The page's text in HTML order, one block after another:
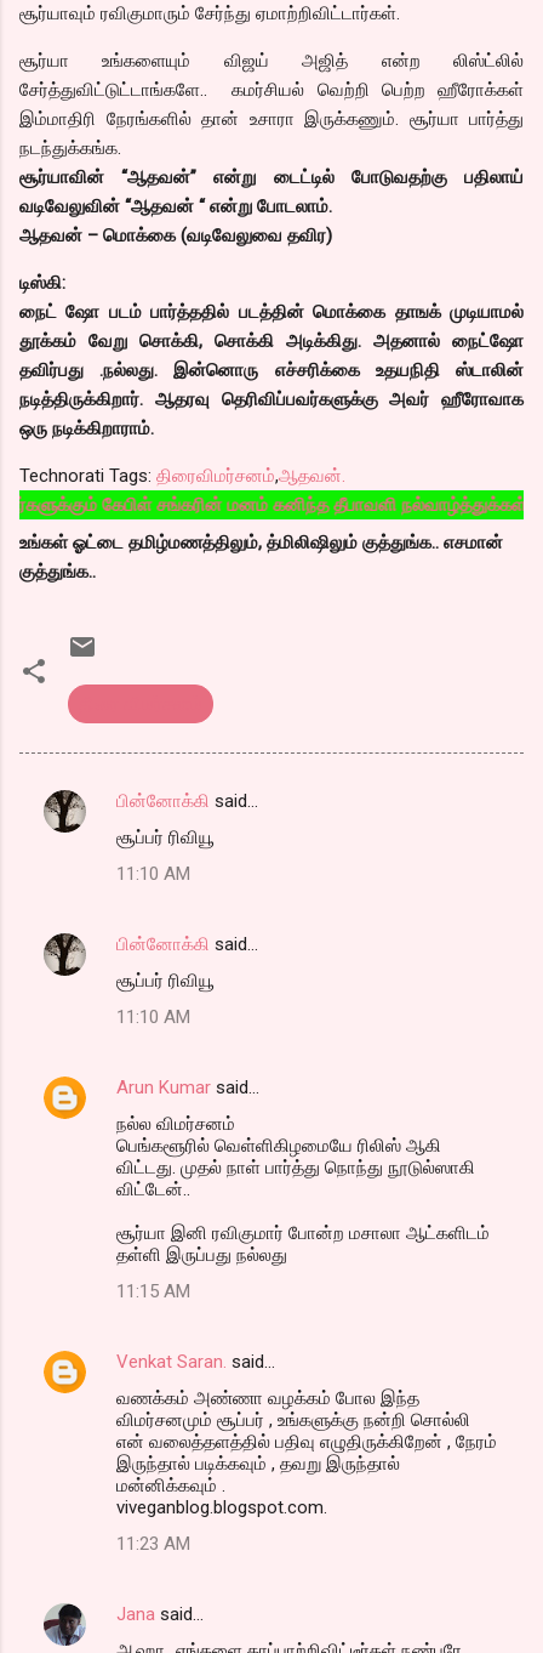
சூர்யாவும் ரவிகுமாரும் சேர்ந்து ஏமாற்றிவிட்டார்கள்.
சூர்யா உங்களையும் விஜய் அஜித் என்ற லிஸ்ட்லில்
சேர்த்துவிட்டுட்டாங்களே.. கமர்சியல் வெற்றி பெற்ற ஹீரோக்கள்
இம்மாதிரி நேரங்களில் தான் உசாரா இருக்கணும். சூர்யா பார்த்து
நடந்துக்கங்க.
சூர்யாவின் “ஆதவன்” என்று டைட்டில் போடுவதற்கு பதிலாய்
வடிவேலுவின் “ஆதவன் “ என்று போடலாம்.
ஆதவன் – மொக்கை (வடிவேலுவை தவிர)
டிஸ்கி:
நைட் ஷோ படம் பார்த்ததில் படத்தின் மொக்கை தாஙக் முடியாமல்
தூக்கம் வேறு சொக்கி, சொக்கி அடிக்கிது. அதனால் நைட்ஷோ
தவிர்பது .நல்லது. இன்னொரு எச்சரிக்கை உதயநிதி ஸ்டாலின்
நடித்திருக்கிறார். ஆதரவு தெரிவிப்பவர்களுக்கு அவர் ஹீரோவாக
ஒரு நடிக்கிறாராம்.
Technorati Tags: திரைவிமர்சனம்,ஆதவன்.
சங்கரின் மனம் கனிந்த தீபாவளி நல்வாழ்த்துக்கள்
உங்கள் ஓட்டை தமிழ்மணத்திலும், த்மிலிஷிலும் குத்துங்க.. எசமான்
குத்துங்க..
C
e
பின்னோக்கி said…
சூப்பர் ரிவியூ
11:10 AM
பின்னோக்கி said…
சூப்பர் ரிவியூ
11:10 AM
Arun Kumar said…
நல்ல விமர்சனம்
பெங்களூரில் வெள்ளிகிழமையே ரிலிஸ் ஆகி
விட்டது. முதல் நாள் பார்த்து நொந்து நூடுல்ஸாகி
விட்டேன்..
சூர்யா இனி ரவிகுமார் போன்ற மசாலா ஆட்களிடம்
தள்ளி இருப்பது நல்லது
11:15 AM
Venkat Saran. said…
வணக்கம் அண்ணா வழக்கம் போல இந்த
விமர்சனமும் சூப்பர் , உங்களுக்கு நன்றி சொல்லி
என் வலைத்தளத்தில் பதிவு எழுதிருக்கிறேன் , நேரம்
இருந்தால் படிக்கவும் , தவறு இருந்தால்
மன்னிக்கவும் .
viveganblog.blogspot.com.
11:23 AM
Jana said…